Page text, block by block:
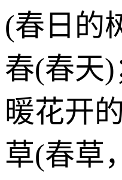
(春日的
春(春天
暖花开
草(春草